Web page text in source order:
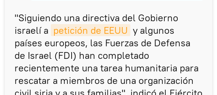
"Siguiendo una directiva del Gobierno
israelí a petición de EEUU y algunos
países europeos, las Fuerzas de Defensa
de Israel (FDI) han completado
recientemente una tarea humanitaria para
rescatar a miembros de una organización